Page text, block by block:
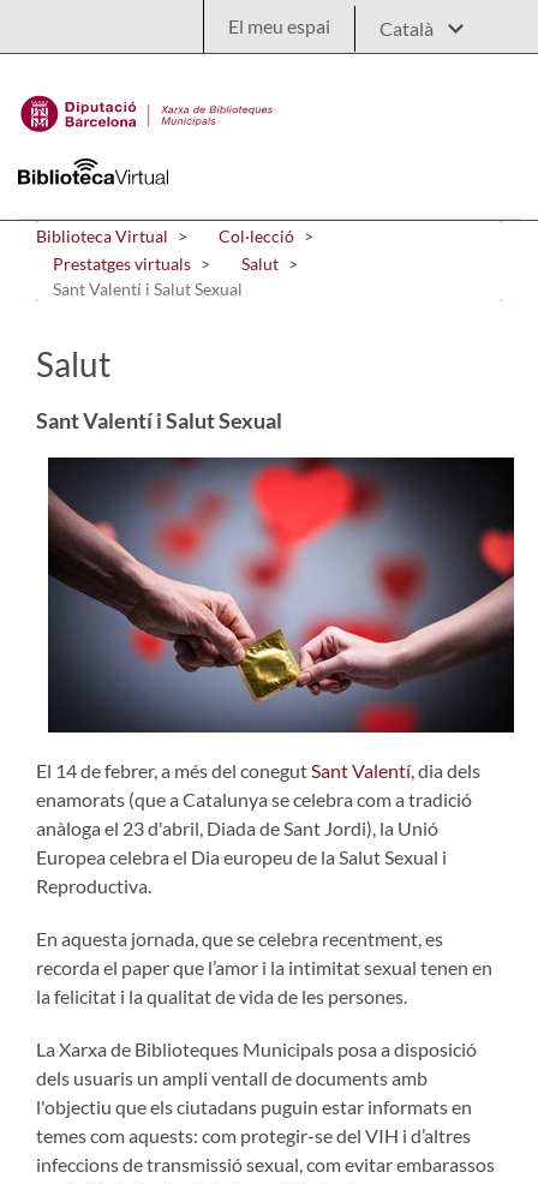
El meu espai
Biblioteca Virtual
Col·lecció
Prestatges virtuals
Salut
Sant Valentí i Salut Sexual
Salut
Sant Valentí i Salut Sexual
El 14 de febrer, a més del conegutSant Valentí, dia dels
enamorats (que a Catalunya se celebra com a tradició
anàloga el 23 d'abril, Diada de Sant Jordi), la Unió
Europea celebra el Dia europeu de la Salut Sexual i
Reproductiva.
En aquesta jornada, que se celebra recentment, es
recorda el paper que l’amor i la intimitat sexual tenen en
la felicitat i la qualitat de vida de les persones.
La Xarxa de Biblioteques Municipals posa a disposició
dels usuaris un ampli ventall de documents amb
l'objectiu que els ciutadans puguin estar informats en
temes com aquests: com protegir-se del VIH i d’altres
infeccions de transmissió sexual, com evitar embarassos